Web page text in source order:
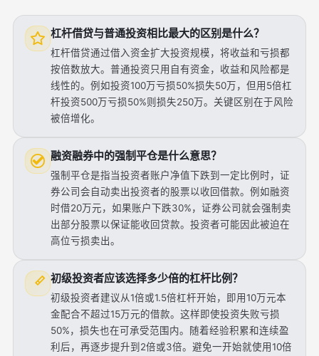
杠杆借贷与普通投资相比最大的区别是什么？
杠杆借贷通过借入资金扩大投资规模，将收益和亏损都
按倍数放大。普通投资只用自有资金，收益和风险都是
线性的。例如投资100万亏损50%损失50万，但用5倍杠
杆投资500万亏损50%则损失250万。关键区别在于风险
被倍增化。
融资融券中的强制平仓是什么意思？
强制平仓是指当投资者账户净值下跌到一定比例时，证
券公司会自动卖出投资者的股票以收回借款。例如融资
时借20万元，如果账户下跌30%，证券公司就会强制卖
出部分股票以保证能收回贷款。投资者可能因此被迫在
高位亏损卖出。
初级投资者应该选择多少倍的杠杆比例？
初级投资者建议从1倍或1.5倍杠杆开始，即用10万元本
金配合不超过15万元的借款。这样即使投资失败亏损
50%，损失也在可承受范围内。随着经验积累和连续盈
利后，再逐步提升到2倍或3倍。避免一开始就使用10倍